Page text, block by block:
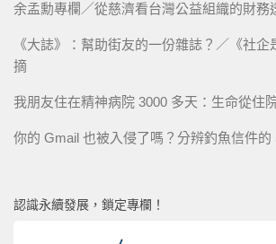
余孟勳專欄／從慈濟看台灣公益組織的財務
《大誌》：幫助街友的一份雜誌？／《社企
摘
我朋友住在精神病院 3000 多天：生命從住
你的 Gmail 也被入侵了嗎？分辨釣魚信件的
認識永續發展，鎖定專欄！